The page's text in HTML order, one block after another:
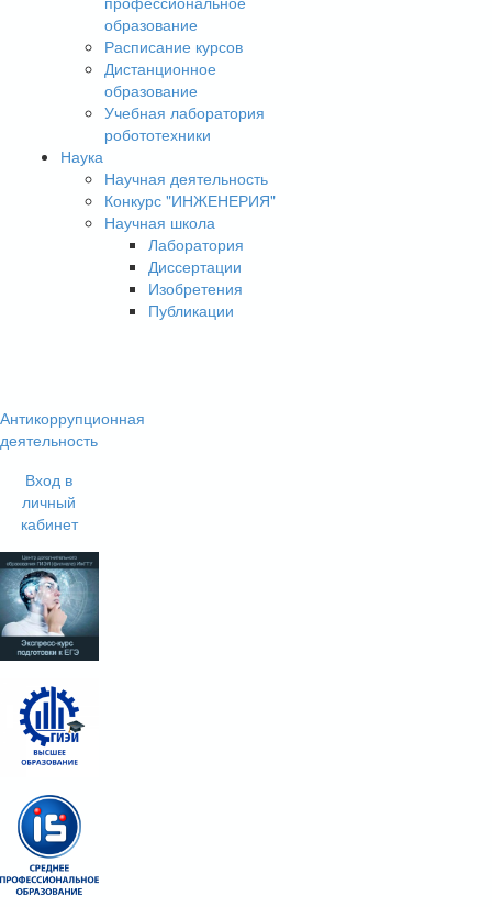
образование
Расписание курсов
Дистанционное
образование
Учебная лаборатория
робототехники
Наука
Научная деятельность
Конкурс "ИНЖЕНЕРИЯ"
Научная школа
Лаборатория
Диссертации
Изобретения
Публикации
Антикоррупционная
деятельность
Вход в
личный
кабинет